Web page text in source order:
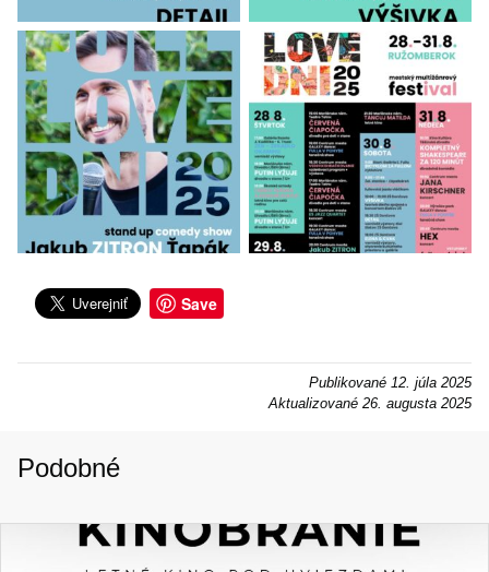
Save
Publikované 12. júla 2025
Aktualizované 26. augusta 2025
Podobné